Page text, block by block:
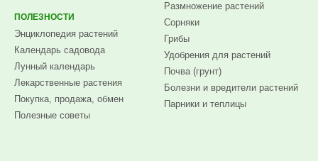
ПОЛЕЗНОСТИ
Энциклопедия растений
Календарь садовода
Лунный календарь
Лекарственные растения
Покупка, продажа, обмен
Полезные советы
Размножение растений
Сорняки
Грибы
Удобрения для растений
Почва (грунт)
Болезни и вредители растений
Парники и теплицы